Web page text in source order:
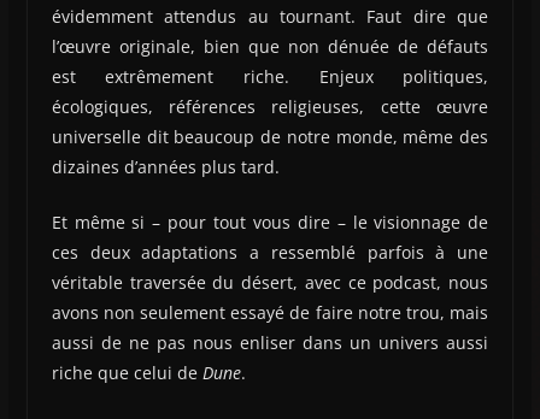
évidemment attendus au tournant. Faut dire que
l’œuvre originale, bien que non dénuée de défauts
est extrêmement riche. Enjeux politiques,
écologiques, références religieuses, cette œuvre
universelle dit beaucoup de notre monde, même des
dizaines d’années plus tard.
Et même si – pour tout vous dire – le visionnage de
ces deux adaptations a ressemblé parfois à une
véritable traversée du désert, avec ce podcast, nous
avons non seulement essayé de faire notre trou, mais
aussi de ne pas nous enliser dans un univers aussi
riche que celui de Dune.